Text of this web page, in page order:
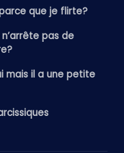
que je flirte?
pas de
mais il a une petite